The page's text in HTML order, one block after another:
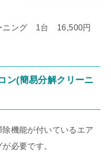
ニング 1台 16,500円
ン(簡易分解クリーニ
機能が付いているエア
必要です。